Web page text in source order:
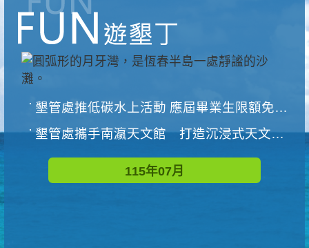
墾管處推低碳水上活動 應屆畢業生限額免費參加
墾管處攜手南瀛天文館 打造沉浸式天文探索營隊
115年07月